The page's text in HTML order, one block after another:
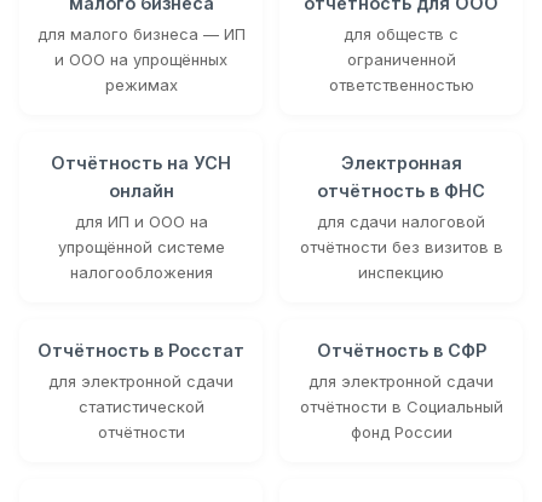
для малого бизнеса — ИП
и ООО на упрощённых
режимах
для обществ с
ограниченной
ответственностью
Отчётность на УСН
онлайн
для ИП и ООО на
упрощённой системе
налогообложения
Электронная
отчётность в ФНС
для сдачи налоговой
отчётности без визитов в
инспекцию
Отчётность в Росстат
для электронной сдачи
статистической
отчётности
Отчётность в СФР
для электронной сдачи
отчётности в Социальный
фонд России